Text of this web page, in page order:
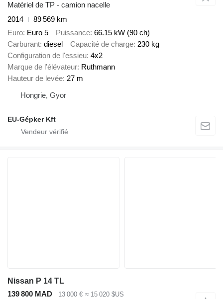
Matériel de TP - camion nacelle
2014
89 569 km
Euro Euro 5 Puissance 66.15 kW (90 ch)
Carburant diesel Capacité de charge 230 kg
Configuration de l'essieu 4x2
Marque de l’élévateur Ruthmann
Hauteur de levée 27 m
Hongrie, Gyor
EU-Gépker Kft
Nissan P 14 TL
139 800 MAD
13 000 € ≈ 15 020 $US